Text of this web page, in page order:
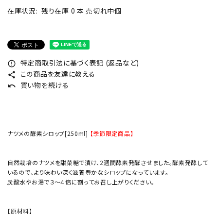
在庫状況: 残り在庫 0 本 売切れ中個
error_outline 特定商取引法に基づく表記 (返品など)
share この商品を友達に教える
undo 買い物を続ける
ナツメの酵素シロップ[250ml] 【季節限定商品】
自然栽培のナツメを甜菜糖で漬け、2週間酵素発酵させました。酵素発酵して
いるので、より味わい深く滋養豊かなシロップになっています。
炭酸水やお湯で３～４倍に割ってお召し上がりください。
【原材料】